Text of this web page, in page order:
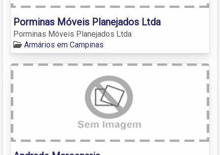
Porminas Móveis Planejados Ltda
Porminas Móveis Planejados Ltda
Armários em Campinas